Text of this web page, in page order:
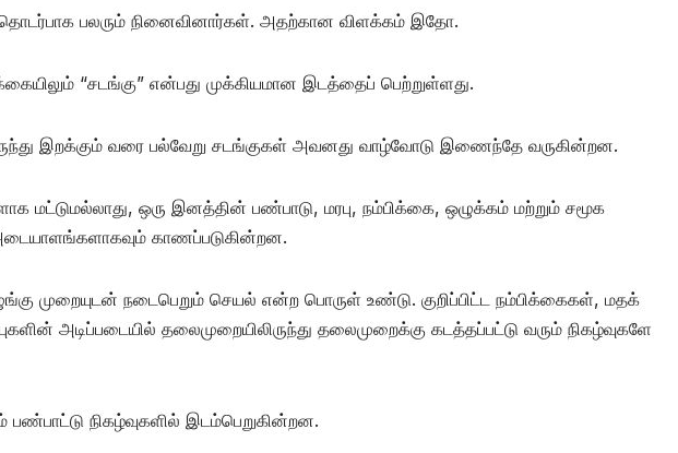
பலரும் நினைவினார்கள். அதற்கான விளக்கம் இதோ.
“சடங்கு” என்பது முக்கியமான இடத்தைப் பெற்றுள்ளது.
இறக்கும் வரை பல்வேறு சடங்குகள் அவனது வாழ்வோடு இணைந்தே வருகின்றன.
மட்டுமல்லாது, ஒரு இனத்தின் பண்பாடு, மரபு, நம்பிக்கை, ஒழுக்கம் மற்றும் சமூக
காணப்படுகின்றன.
முறையுடன் நடைபெறும் செயல் என்ற பொருள் உண்டு. குறிப்பிட்ட நம்பிக்கைகள், மதக்
அடிப்படையில் தலைமுறையிலிருந்து தலைமுறைக்கு கடத்தப்பட்டு வரும் நிகழ்வுகளே
பண்பாட்டு நிகழ்வுகளில் இடம்பெறுகின்றன.